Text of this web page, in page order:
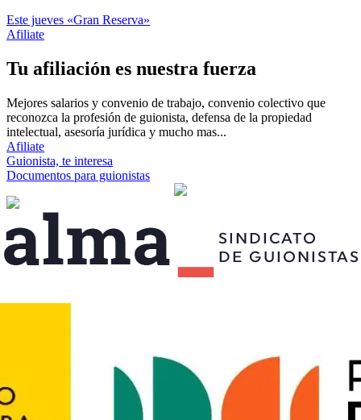
Este jueves «Gran Reserva»
Afiliate
Tu afiliación es nuestra fuerza
Mejores salarios y convenio de trabajo, convenio colectivo que
reconozca la profesión de guionista, defensa de la propiedad
intelectual, asesoría jurídica y mucho mas...
Afiliate
Guionista, te interesa
Documentos para guionistas